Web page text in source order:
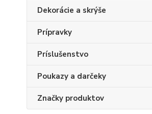
Dekorácie a skrýše
Prípravky
Príslušenstvo
Poukazy a darčeky
Značky produktov